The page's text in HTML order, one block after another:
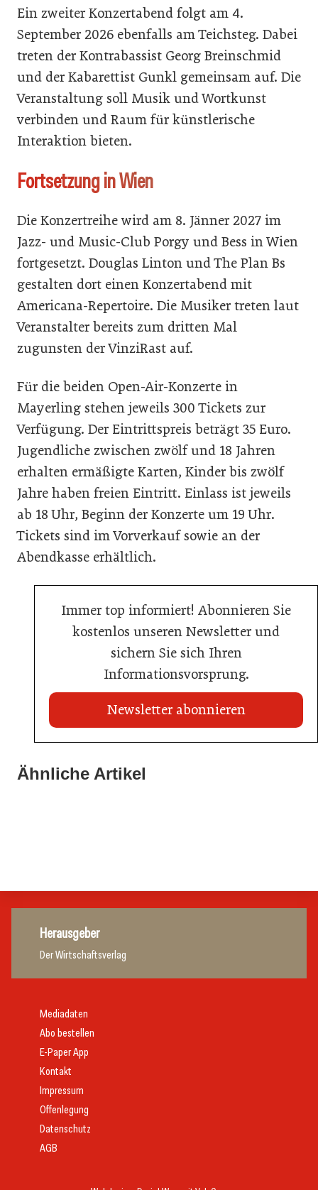
Ein zweiter Konzertabend folgt am 4.
September 2026 ebenfalls am Teichsteg. Dabei
treten der Kontrabassist Georg Breinschmid
und der Kabarettist Gunkl gemeinsam auf. Die
Veranstaltung soll Musik und Wortkunst
verbinden und Raum für künstlerische
Interaktion bieten.
Fortsetzung in Wien
Die Konzertreihe wird am 8. Jänner 2027 im
Jazz- und Music-Club Porgy und Bess in Wien
fortgesetzt. Douglas Linton und The Plan Bs
gestalten dort einen Konzertabend mit
Americana-Repertoire. Die Musiker treten laut
Veranstalter bereits zum dritten Mal
zugunsten der VinziRast auf.
Für die beiden Open-Air-Konzerte in
Mayerling stehen jeweils 300 Tickets zur
Verfügung. Der Eintrittspreis beträgt 35 Euro.
Jugendliche zwischen zwölf und 18 Jahren
erhalten ermäßigte Karten, Kinder bis zwölf
Jahre haben freien Eintritt. Einlass ist jeweils
ab 18 Uhr, Beginn der Konzerte um 19 Uhr.
Tickets sind im Vorverkauf sowie an der
Abendkasse erhältlich.
Immer top informiert! Abonnieren Sie
kostenlos unseren Newsletter und
sichern Sie sich Ihren
Informationsvorsprung.
Newsletter abonnieren
Ähnliche Artikel
War die Fußball-WM 2026 für Ihren Betrieb ein
21. Juli 2026
Stipendium für Nachwuchstalent in der Wiener
Herausgeber
Der Wirtschaftsverlag
Mediadaten
Abo bestellen
E-Paper App
Kontakt
Impressum
Offenlegung
Datenschutz
AGB